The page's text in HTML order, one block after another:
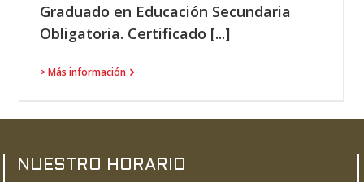
Graduado en Educación Secundaria
Obligatoria. Certificado [...]
> Más información
NUESTRO HORARIO